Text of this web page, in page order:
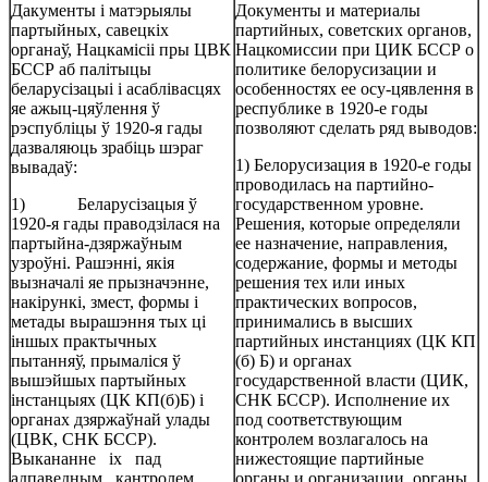
Дакументы і матэрыялы
партыйных, савецкіх
органаў, Нацкамісіі пры ЦВК
БССР аб палітыцы
беларусізацыі і асаблівасцях
яе ажыц-цяўлення ў
рэспубліцы ў 1920-я гады
дазваляюць зрабіць шэраг
вывадаў:
1) Беларусізацыя ў
1920-я гады праводзілася на
партыйна-дзяржаўным
узроўні. Рашэнні, якія
вызначалі яе прызначэнне,
накірункі, змест, формы і
метады вырашэння тых ці
іншых практычных
пытанняў, прымаліся ў
вышэйшых партыйных
інстанцыях (ЦК КП(б)Б) і
органах дзяржаўнай улады
(ЦВК, СНК БССР).
Выкананне іх пад
Документы и материалы
партийных, советских органов,
Нацкомиссии при ЦИК БССР о
политике белорусизации и
особенностях ее осу-цявлення в
республике в 1920-е годы
позволяют сделать ряд выводов:
1) Белорусизация в 1920-е годы
проводилась на партийно-
государственном уровне.
Решения, которые определяли
ее назначение, направления,
содержание, формы и методы
решения тех или иных
практических вопросов,
принимались в высших
партийных инстанциях (ЦК КП
(б) Б) и органах
государственной власти (ЦИК,
СНК БССР). Исполнение их
под соответствующим
контролем возлагалось на
нижестоящие партийные